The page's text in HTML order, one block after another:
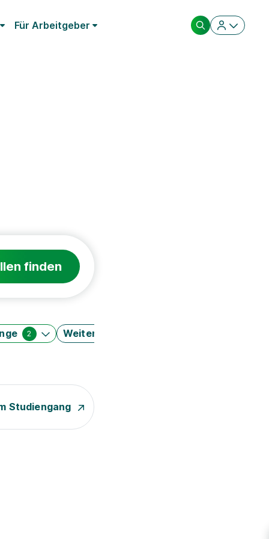
Für Arbeitgeber
finden
2 Weitere Filter
Studiengang